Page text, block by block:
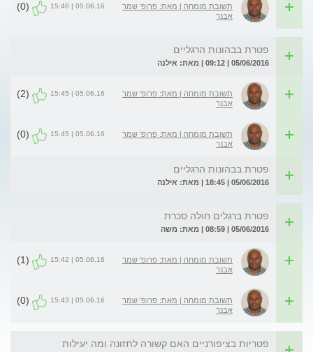
תשובת מומחה | מאת: פרופ' שמר
אבנר
05.06.16 | 15:46
(0)
פטרת בבהונות הרגליים
05/06/2016 | 09:12 | מאת: אילנה
תשובת מומחה | מאת: פרופ' שמר
אבנר
05.06.16 | 15:45
(2)
תשובת מומחה | מאת: פרופ' שמר
אבנר
05.06.16 | 15:45
(0)
פטרת בבהונות הרגליים
05/06/2016 | 18:45 | מאת: אילנה
פטרת ברגלים חולה סכרת
05/06/2016 | 08:59 | מאת: משה
תשובת מומחה | מאת: פרופ' שמר
אבנר
05.06.16 | 15:42
(1)
תשובת מומחה | מאת: פרופ' שמר
אבנר
05.06.16 | 15:43
(0)
פטריות בציפורניים האם קשורה לתזונה ומה יעילות